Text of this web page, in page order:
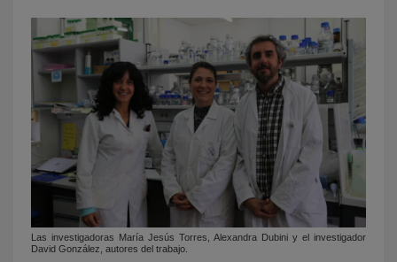
Las investigadoras María Jesús Torres, Alexandra Dubini y el investigador
David González, autores del trabajo.